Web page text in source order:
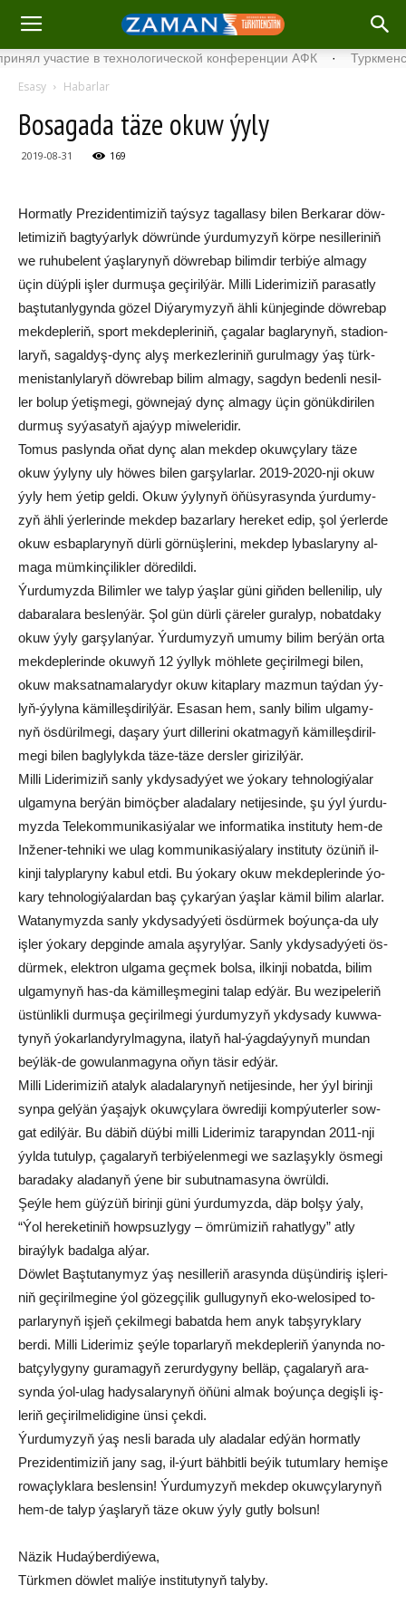
в технологической конференции АФК · Туркменский
Esasy Habarlar
Bo­sa­ga­da tä­ze okuw ýy­ly
2019-08-31 169
Hor­mat­ly Pre­zi­den­ti­mi­ziň taý­syz ta­gal­la­sy bi­len Ber­ka­rar döw­
le­ti­mi­ziň bag­ty­ýar­lyk döw­rün­de ýur­du­my­zyň kör­pe ne­sil­le­ri­niň
we ru­hu­be­lent ýaş­la­ry­nyň döw­re­bap bi­lim­dir ter­bi­ýe al­ma­gy
üçin düýp­li iş­ler dur­mu­şa ge­çi­ril­ýär. Mil­li Li­de­ri­mi­ziň pa­ra­sat­ly
baş­tu­tan­ly­gyn­da gö­zel Di­ýa­ry­my­zyň äh­li kün­je­gin­de döw­re­bap
mek­dep­le­riň, sport mek­dep­le­ri­niň, ça­ga­lar bag­la­ry­nyň, sta­di­on­
la­ryň, sa­gal­dyş-dynç alyş mer­kez­le­ri­niň gu­rul­ma­gy ýaş türk­
me­nis­tan­ly­la­ryň döw­re­bap bi­lim al­ma­gy, sag­dyn be­den­li ne­sil­
ler bo­lup ýe­tiş­me­gi, göw­ne­jaý dynç al­ma­gy üçin gö­nük­di­ri­len
dur­muş sy­ýa­sa­tyň aja­ýyp mi­we­le­ri­dir.
To­mus pas­ly­nda oňat dynç alan mek­dep okuw­çy­la­ry tä­ze
okuw ýy­ly­ny uly hö­wes bi­len gar­şy­lar­­lar. 2019-2020-nji okuw
ýy­ly hem ýe­tip gel­di. Okuw ýy­ly­nyň öňü­sy­ra­syn­da ýur­du­my­
zyň äh­li ýer­le­rin­de mek­dep ba­zar­la­ry he­re­ket edip, şol ýer­ler­de
okuw es­bap­la­ry­nyň dür­li gör­nüş­le­ri­ni, mek­dep ly­bas­la­ryny al­
ma­ga müm­kin­çi­lik­ler dö­re­dil­di.
Ýur­du­myz­da Bi­lim­ler we ta­lyp ýaş­lar gü­ni giň­den bel­le­ni­lip, uly
da­ba­ra­la­ra bes­len­ýär. Şol gün dür­li çä­re­ler gu­ra­lyp, no­bat­da­ky
okuw ýy­ly gar­şy­lan­ýar. Ýur­du­my­zyň umu­my bilim berýän or­ta
mek­dep­le­rin­de oku­wyň 12 ýyl­lyk möh­le­te ge­çi­ril­me­gi bi­len,
okuw mak­sat­na­ma­la­ry­dyr okuw ki­tap­la­ry maz­mun taý­dan ýy­
lyň-ýy­ly­na kä­mil­leş­di­ril­ýär. Esa­san hem, san­ly bi­lim ul­ga­my­
nyň ös­dü­ril­me­gi, da­şa­ry ýurt dil­le­ri­ni okat­ma­gyň kä­mil­leş­di­ril­
me­gi bi­len bag­ly­lyk­da tä­ze-tä­ze ders­ler gi­ri­zil­ýär.
Mil­li Li­de­ri­mi­ziň san­ly yk­dy­sa­dy­ýet we ýo­ka­ry teh­no­lo­gi­ýa­lar
ul­ga­my­na ber­ýän bi­möç­ber ala­da­la­ry ne­ti­je­sin­de, şu ýy­l ýur­du­
myz­da Te­le­kom­mu­ni­ka­si­ýa­lar we in­for­ma­ti­ka ins­ti­tu­ty hem-de
In­že­ner-teh­ni­ki we ulag ko­mmu­ni­ka­si­ýa­la­ry ins­ti­tu­ty özü­niň il­
kin­ji ta­lyp­la­ry­ny ka­bul et­di. Bu ýo­ka­ry okuw mek­dep­le­rin­de ýo­
ka­ry teh­no­lo­gi­ýa­lar­dan baş çy­kar­ýan ýaş­lar kä­mil bi­lim alar­lar.
Wa­ta­ny­myz­da san­ly yk­dy­sa­dy­ýe­ti ös­dür­mek bo­ýun­ça-da uly
iş­ler ýo­ka­ry dep­gin­de ama­la aşy­ryl­ýar. San­ly yk­dy­sa­dy­ýe­ti ös­
dür­mek, elekt­ron ul­ga­ma geç­mek bol­sa, il­kin­ji no­bat­da, bi­lim
ul­ga­my­nyň has-da kä­mil­leş­me­gi­ni ta­lap ed­ýär. Bu we­zi­pe­le­riň
üs­tün­lik­li dur­mu­şa ge­çi­ril­me­gi ýur­du­my­zyň yk­dy­sa­dy kuw­wa­
ty­nyň ýo­kar­lan­dy­ryl­ma­gy­na, ila­tyň hal-ýag­da­ýy­nyň mun­dan
beý­läk-de go­wu­lan­ma­gy­na oňyn tä­sir ed­ýär.
Mil­li Li­de­ri­mi­ziň ata­lyk ala­da­la­ry­nyň ne­ti­je­sin­de, her ýyl birinji
synpa gelýän ýaşajyk okuwçylara öw­re­di­ji komp­ýu­ter­ler sow­
gat edil­ýär. Bu däbiň düýbi milli Liderimiz tarapyndan 2011-nji
ýylda tutulyp, çagalaryň terbiýelenmegi we sazlaşykly ösmegi
baradaky aladanyň ýene bir su­but­na­ma­sy­na öw­rül­di.
Şeýle hem güýzüň birinji güni ýurdumyzda, däp bolşy ýaly,
“Ýol hereketiniň howpsuzlygy – ömrümiziň rahatlygy” atly
biraýlyk badalga alýar.
Döw­let Baş­tu­ta­ny­myz ýaş ne­sil­le­riň ara­syn­da dü­şün­di­riş iş­le­ri­
niň ge­çi­ril­me­gi­ne ýol gö­zeg­çi­lik gul­lu­gy­nyň eko-we­lo­si­ped to­
par­la­ry­nyň iş­jeň çe­kil­me­gi ba­bat­da hem anyk tab­şy­ryk­la­ry
ber­di. Mil­li Li­de­ri­miz şeý­le to­par­la­ryň mek­dep­le­riň ýa­nyn­da no­
bat­çy­ly­gy­ny gu­ra­ma­gyň ze­rur­dy­gy­ny bel­läp, ça­ga­la­ryň ara­
syn­da ýol-ulag ha­dy­sa­la­ry­nyň öňü­ni al­mak bo­ýun­ça de­giş­li iş­
le­riň ge­çi­ril­me­li­di­gi­ne ün­si çek­di.
Ýur­du­my­zyň ýaş nes­li ba­ra­da uly ala­da­lar ed­ýän hor­mat­ly
Pre­zi­den­ti­mi­ziň ja­ny sag, il-ýurt bäh­bit­li be­ýik tu­tum­la­ry he­mi­şe
ro­waç­lyk­la­ra bes­len­sin! Ýur­du­my­zyň mek­dep okuw­çy­la­ry­nyň
hem-de ta­lyp ýaş­la­ryň tä­ze okuw ýy­ly gut­ly bol­sun!
Näzik Hudaýberdiýewa,
Türkmen döwlet maliýe institutynyň talyby.